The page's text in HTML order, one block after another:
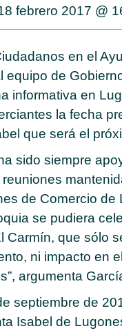
febrero 2017 @
en el
equipo de
informativa en
la fecha
que será el
sido siempre
de Comercio
se pudiera
Carmín, que sólo
ni impacto en
argumenta
septiembre de
Isabel de